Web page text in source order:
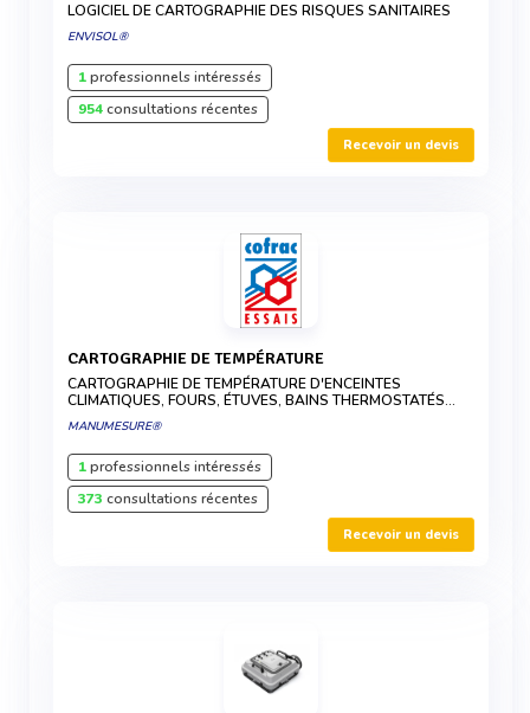
LOGICIEL DE CARTOGRAPHIE DES RISQUES SANITAIRES
ENVISOL®
1professionnels intéressés
954consultations récentes
Recevoir un devis
CARTOGRAPHIE DE TEMPÉRATURE
CARTOGRAPHIE DE TEMPÉRATURE D'ENCEINTES
CLIMATIQUES, FOURS, ÉTUVES, BAINS THERMOSTATÉS…
MANUMESURE®
1professionnels intéressés
373 consultations récentes
Recevoir un devis